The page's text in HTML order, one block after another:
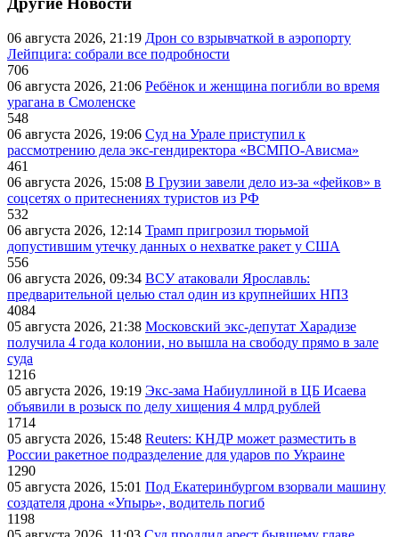
06 августа 2026, 21:19 Дрон со взрывчаткой в аэропорту
Лейпцига: собрали все подробности
706
06 августа 2026, 21:06 Ребёнок и женщина погибли во время
урагана в Смоленске
548
06 августа 2026, 19:06 Суд на Урале приступил к
рассмотрению дела экс-гендиректора «ВСМПО-Ависма»
461
06 августа 2026, 15:08 В Грузии завели дело из-за «фейков» в
соцсетях о притеснениях туристов из РФ
532
06 августа 2026, 12:14 Трамп пригрозил тюрьмой
допустившим утечку данных о нехватке ракет у США
556
06 августа 2026, 09:34 ВСУ атаковали Ярославль:
предварительной целью стал один из крупнейших НПЗ
4084
05 августа 2026, 21:38 Московский экс-депутат Харадизе
получила 4 года колонии, но вышла на свободу прямо в зале
суда
1216
05 августа 2026, 19:19 Экс-зама Набиуллиной в ЦБ Исаева
объявили в розыск по делу хищения 4 млрд рублей
1714
05 августа 2026, 15:48 Reuters: КНДР может разместить в
России ракетное подразделение для ударов по Украине
1290
05 августа 2026, 15:01 Под Екатеринбургом взорвали машину
создателя дрона «Упырь», водитель погиб
1198